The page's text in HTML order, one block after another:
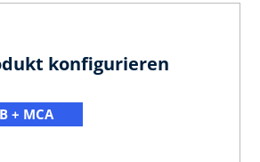
konfigurieren
+ MCA